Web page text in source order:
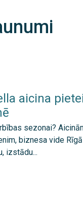
aicina
sezonai?
biznesa vide
izstādu...